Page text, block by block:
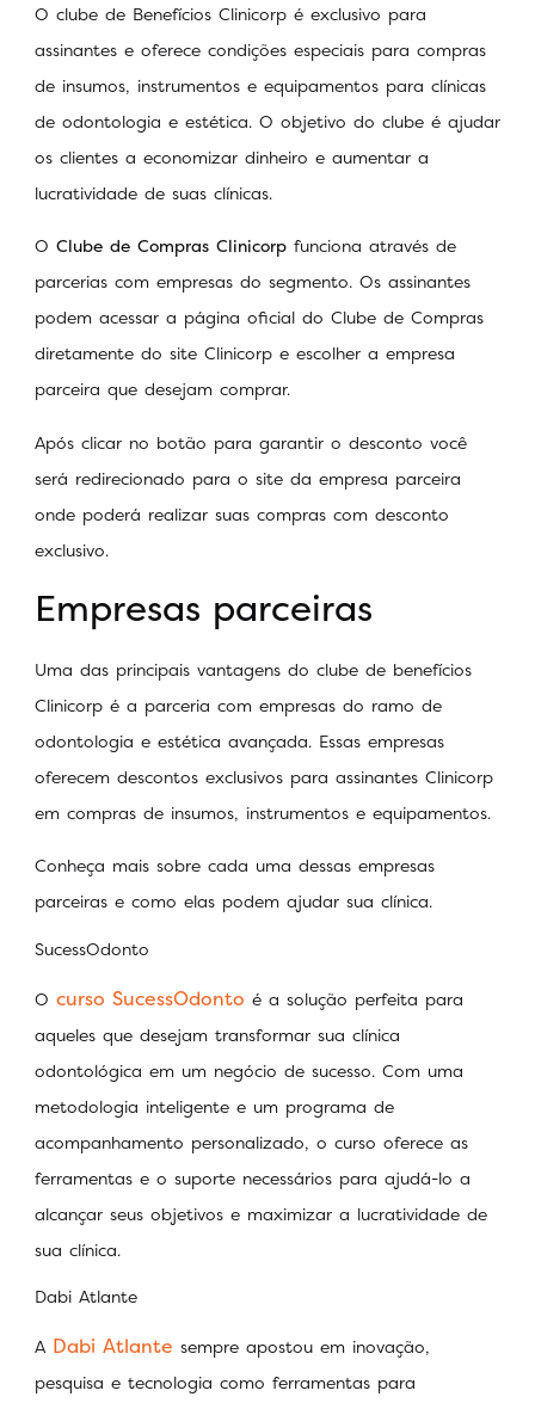
O clube de Benefícios Clinicorp é exclusivo para
assinantes e oferece condições especiais para compras
de insumos, instrumentos e equipamentos para clínicas
de odontologia e estética. O objetivo do clube é ajudar
os clientes a economizar dinheiro e aumentar a
lucratividade de suas clínicas.
O Clube de Compras Clinicorp funciona através de
parcerias com empresas do segmento. Os assinantes
podem acessar a página oficial do Clube de Compras
diretamente do site Clinicorp e escolher a empresa
parceira que desejam comprar.
Após clicar no botão para garantir o desconto você
será redirecionado para o site da empresa parceira
onde poderá realizar suas compras com desconto
exclusivo.
Empresas parceiras
Uma das principais vantagens do clube de benefícios
Clinicorp é a parceria com empresas do ramo de
odontologia e estética avançada. Essas empresas
oferecem descontos exclusivos para assinantes Clinicorp
em compras de insumos, instrumentos e equipamentos.
Conheça mais sobre cada uma dessas empresas
parceiras e como elas podem ajudar sua clínica.
SucessOdonto
O curso SucessOdonto é a solução perfeita para
aqueles que desejam transformar sua clínica
odontológica em um negócio de sucesso. Com uma
metodologia inteligente e um programa de
acompanhamento personalizado, o curso oferece as
ferramentas e o suporte necessários para ajudá-lo a
alcançar seus objetivos e maximizar a lucratividade de
sua clínica.
Dabi Atlante
A Dabi Atlante sempre apostou em inovação,
pesquisa e tecnologia como ferramentas para